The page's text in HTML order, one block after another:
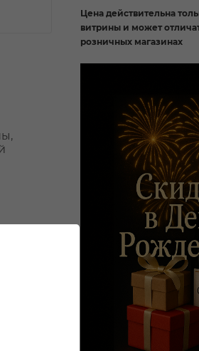
Цена действительна
витрины и может
розничных магазинах